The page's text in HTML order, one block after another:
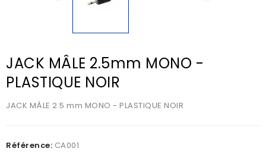
JACK MÂLE 2.5mm MONO -
PLASTIQUE NOIR
JACK MÂLE 2.5 mm MONO - PLASTIQUE NOIR
Référence: CA001